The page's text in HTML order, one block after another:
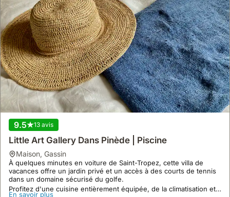
9.5 13 avis
Little Art Gallery Dans Pinède | Piscine
maison, Gassin
À quelques minutes en voiture de Saint-Tropez, cette villa de
vacances offre un jardin privé et un accès à des courts de tennis
dans un domaine sécurisé du golfe.
Profitez d'une cuisine entièrement équipée, de la climatisation et
En savoir plus